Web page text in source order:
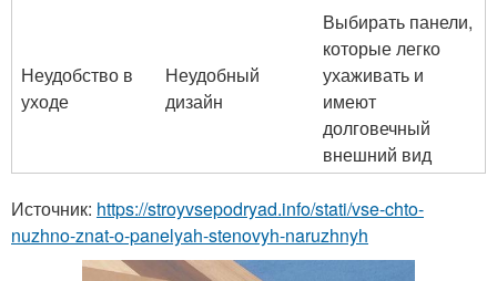
Неудобство в
уходе
Неудобный
дизайн
Выбирать панели,
которые легко
ухаживать и
имеют
долговечный
внешний вид
Источник: https://stroyvsepodryad.info/stati/vse-chto-
nuzhno-znat-o-panelyah-stenovyh-naruzhnyh